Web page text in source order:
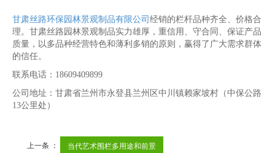
甘肃丝路环保园林景观制品有限公司 经销的栏杆品种齐全、价格合
理。甘肃丝路园林景观制品实力雄厚，重信用、守合同、保证产品
质量，以多品种经营特色和薄利多销的原则，赢得了广大需求群体
的信任。
联系电话：18609409899
公司地址：甘肃省兰州市永登县兰州区中川镇赖家坡村（中保公路
13公里处）
上一条 ： 当代艺术围栏多用途和前景